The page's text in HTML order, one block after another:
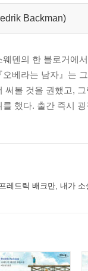
Backman)
웨덴의 한 블로거에
오베라는 남자』는
써볼 것을 권했고,
를 했다. 출간 즉시
레드릭 배크만, 내가